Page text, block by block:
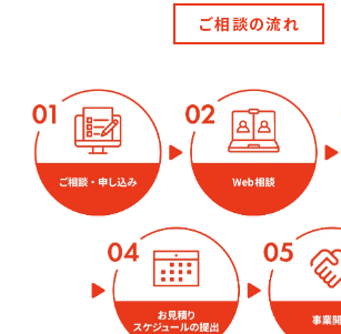
ご相談の流れ